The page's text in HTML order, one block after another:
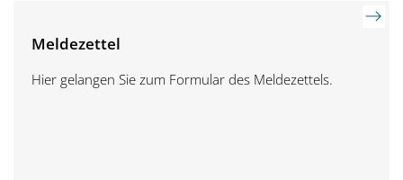
Meldezettel
Hier gelangen Sie zum Formular des Meldezettels.